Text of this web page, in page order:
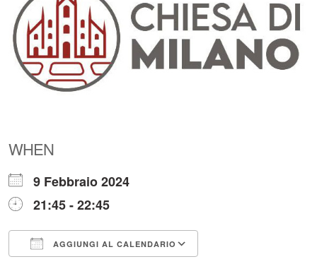
WHEN
9 Febbraio 2024
21:45 - 22:45
AGGIUNGI AL CALENDARIO